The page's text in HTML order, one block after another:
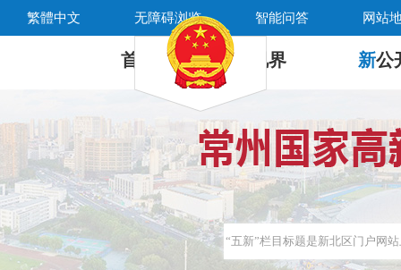
繁體中文 无障碍浏览 智能问答 网站
首 页 新 视界 新公